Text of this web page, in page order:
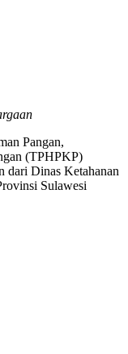
Pangan,
(TPHPKP)
dari Dinas Ketahanan
Sulawesi